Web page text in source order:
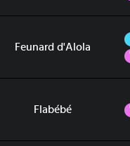
Feunard d'Alola
Flabébé